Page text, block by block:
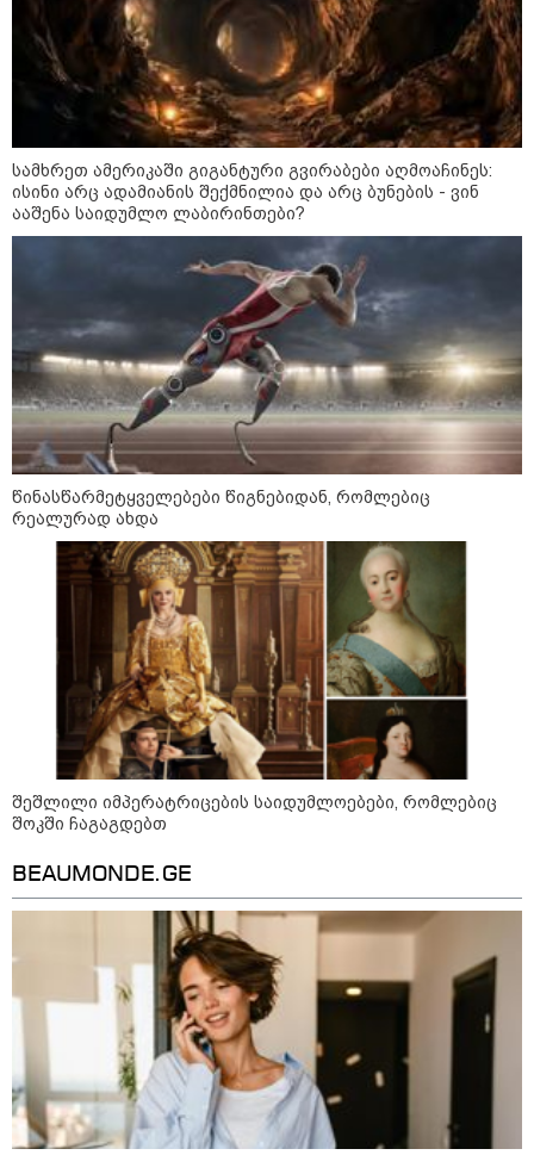
ვოლოდიმირ ზელენსკი - ამ
კვირაში გვექნება ახალი
კონტაქტები შუამავლებთან -
უკრაინა ყოველთვის აქტიურია
წალენჯიხის მუნიციპალიტეტში
მდინარეში ახალგაზრდა მამაკაცს
ეძებენ
"კოალიცია ცვლილებისთვის" 2024
წელს ნიკა მელიას საარჩევნო
კამპანიისას მომხდარ ინციდენტზე
მისივე გარემოცვის წევრების -
ცოტნე მირცხულავასა და
გაბრიელ კობაიძისთვის ბრალის
წაყენებას "აბსურდულს" უწოდებს
მოზაიკა
არშემდგარი ქორწინება 15 წლით უფროს
ქართველთან - ალინა კაბაევას
საიდუმლო ცხოვრება: როგორ
გამოიყურებოდა ის პლასტიკურ
ოპერაციებამდე
სამხრეთ ამერიკაში გიგანტური გვირაბები აღმოაჩინეს:
ისინი არც ადამიანის შექმნილია და არც ბუნების - ვინ
ააშენა საიდუმლო ლაბირინთები?
წინასწარმეტყველებები წიგნებიდან, რომლებიც
რეალურად ახდა
შეშლილი იმპერატრიცების საიდუმლოებები, რომლებიც
შოკში ჩაგაგდებთ
BEAUMONDE.GE